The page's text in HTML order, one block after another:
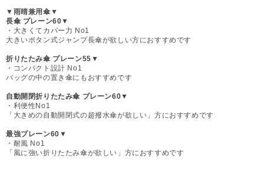
▼雨晴兼用傘▼
長傘 プレーン60▼
・大きくてカバー力 No1
大きいボタン式ジャンプ長傘が欲しい方におすすめです
折りたたみ傘 プレーン55▼
・コンパクト設計 No1
バッグの中の置き傘にもおすすめです
自動開閉折りたたみ傘 プレーン60▼
・利便性No1
「大きめの自動開閉式の超撥水傘が欲しい」方におすすめです
最強プレーン60▼
・耐風 No1
「風に強い折りたたみ傘が欲しい」方におすすめです